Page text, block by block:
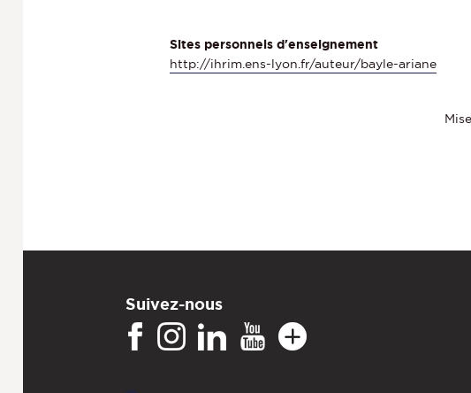
Sites personnels d'enseignement
http://ihrim.ens-lyon.fr/auteur/bayle-ariane
Suivez-nous